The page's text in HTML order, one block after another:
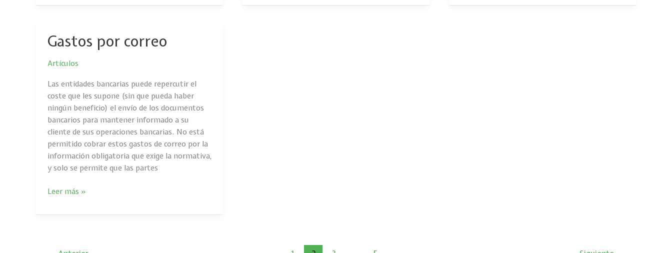
Gastos por correo
Artículos
Las entidades bancarias puede repercutir el
coste que les supone (sin que pueda haber
ningún beneficio) el envío de los documentos
bancarios para mantener informado a su
cliente de sus operaciones bancarias. No está
permitido cobrar estos gastos de correo por la
información obligatoria que exige la normativa,
y solo se permite que las partes
Gastos
por
correo
Leer más »